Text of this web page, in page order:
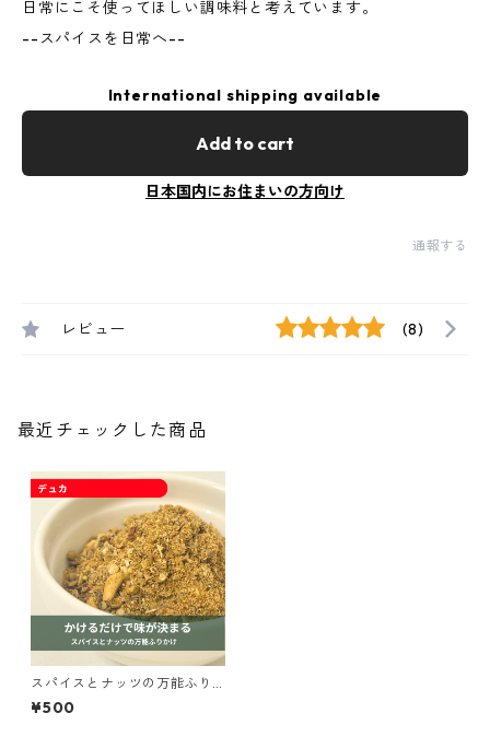
日常にこそ使ってほしい調味料と考えています。
--スパイスを日常へ--
International shipping available
Add to cart
日本国内にお住まいの方向け
通報する
レビュー (8)
最近チェックした商品
スパイスとナッツの万能ふり
かけ デュカ｜spice roomイ
ージーシリーズ
¥500